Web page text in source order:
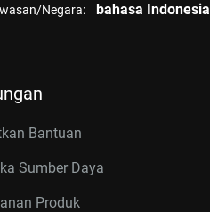
Negara: bahasa Indonesia
Bantuan
Sumber Daya
Produk